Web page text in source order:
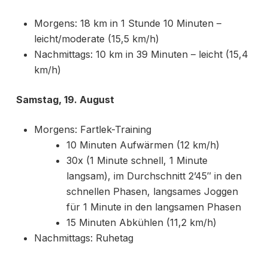
Morgens: 18 km in 1 Stunde 10 Minuten –
leicht/moderate (15,5 km/h)
Nachmittags: 10 km in 39 Minuten – leicht (15,4
km/h)
Samstag, 19. August
Morgens: Fartlek-Training
10 Minuten Aufwärmen (12 km/h)
30x (1 Minute schnell, 1 Minute
langsam), im Durchschnitt 2’45″ in den
schnellen Phasen, langsames Joggen
für 1 Minute in den langsamen Phasen
15 Minuten Abkühlen (11,2 km/h)
Nachmittags: Ruhetag